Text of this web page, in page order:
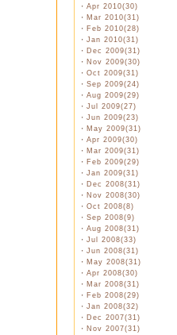
・ Apr 2010(30)
・ Mar 2010(31)
・ Feb 2010(28)
・ Jan 2010(31)
・ Dec 2009(31)
・ Nov 2009(30)
・ Oct 2009(31)
・ Sep 2009(24)
・ Aug 2009(29)
・ Jul 2009(27)
・ Jun 2009(23)
・ May 2009(31)
・ Apr 2009(30)
・ Mar 2009(31)
・ Feb 2009(29)
・ Jan 2009(31)
・ Dec 2008(31)
・ Nov 2008(30)
・ Oct 2008(8)
・ Sep 2008(9)
・ Aug 2008(31)
・ Jul 2008(33)
・ Jun 2008(31)
・ May 2008(31)
・ Apr 2008(30)
・ Mar 2008(31)
・ Feb 2008(29)
・ Jan 2008(32)
・ Dec 2007(31)
・ Nov 2007(31)